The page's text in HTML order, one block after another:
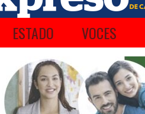
ESTADO VOCES